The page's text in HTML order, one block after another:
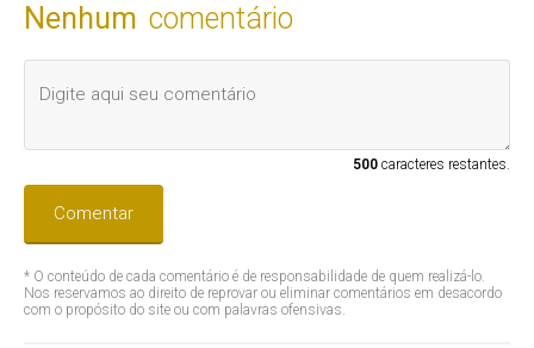
Nenhum comentário
500caracteres restantes.
Comentar
* O conteúdo de cada comentário é de responsabilidade de quem realizá-lo.
Nos reservamos ao direito de reprovar ou eliminar comentários em desacordo
com o propósito do site ou com palavras ofensivas.